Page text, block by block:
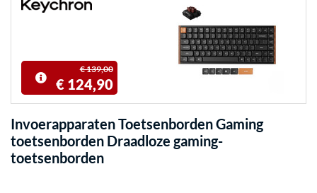
€ 139,00
€ 124,90
Invoerapparaten Toetsenborden Gaming
toetsenborden Draadloze gaming-
toetsenborden